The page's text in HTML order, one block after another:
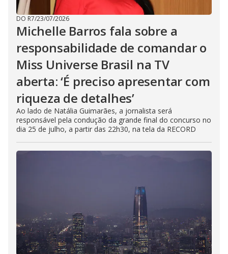
DO R7/23/07/2026
Michelle Barros fala sobre a
responsabilidade de comandar o
Miss Universe Brasil na TV
aberta: ‘É preciso apresentar com
riqueza de detalhes’
Ao lado de Natália Guimarães, a jornalista será
responsável pela condução da grande final do concurso no
dia 25 de julho, a partir das 22h30, na tela da RECORD